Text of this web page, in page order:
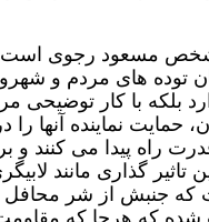
مسعود رجوی است
توده های مردم و
بلکه با کار توضیحی
حمایت نماینده
راه پیدا می کنند و
تاثیر گذاری مانند
جنبش از شر محافل
شده که هرجا که